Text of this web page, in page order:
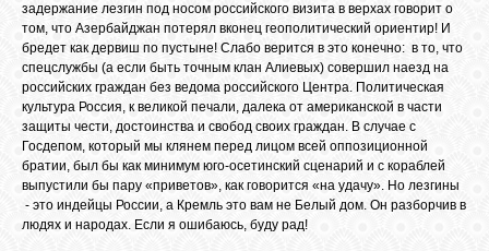
задержание лезгин под носом российского визита в верхах говорит о
том, что Азербайджан потерял вконец геополитический ориентир! И
бредет как дервиш по пустыне! Слабо верится в это конечно: в то, что
спецслужбы (а если быть точным клан Алиевых) совершил наезд на
российских граждан без ведома российского Центра. Политическая
культура Россия, к великой печали, далека от американской в части
защиты чести, достоинства и свобод своих граждан. В случае с
Госдепом, который мы клянем перед лицом всей оппозиционной
братии, был бы как минимум юго-осетинский сценарий и с кораблей
выпустили бы пару «приветов», как говорится «на удачу». Но лезгины
- это индейцы России, а Кремль это вам не Белый дом. Он разборчив в
людях и народах. Если я ошибаюсь, буду рад!